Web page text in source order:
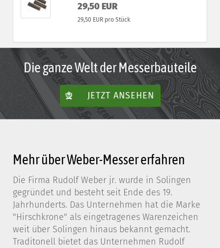
29,50 EUR
29,50 EUR pro Stück
Die ganze Welt der Messerbauteile
JETZT ANSEHEN
Mehr über Weber-Messer erfahren
Die Firma Rudolf Weber jr. wurde in Solingen
gegründet und besteht seit Ende des 19.
Jahrhunderts. Das Unternehmen hat die Marke
"Hirschkrone" als eingetragenes Warenzeichen
weit über Solingen hinaus bekannt gemacht.
Traditonell bietet das Unternehmen Rudolf